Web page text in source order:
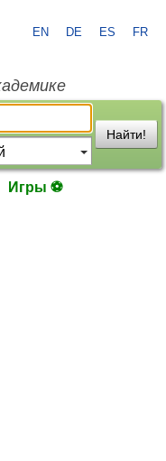
EN DE ES FR
Найти!
Игры ⚽